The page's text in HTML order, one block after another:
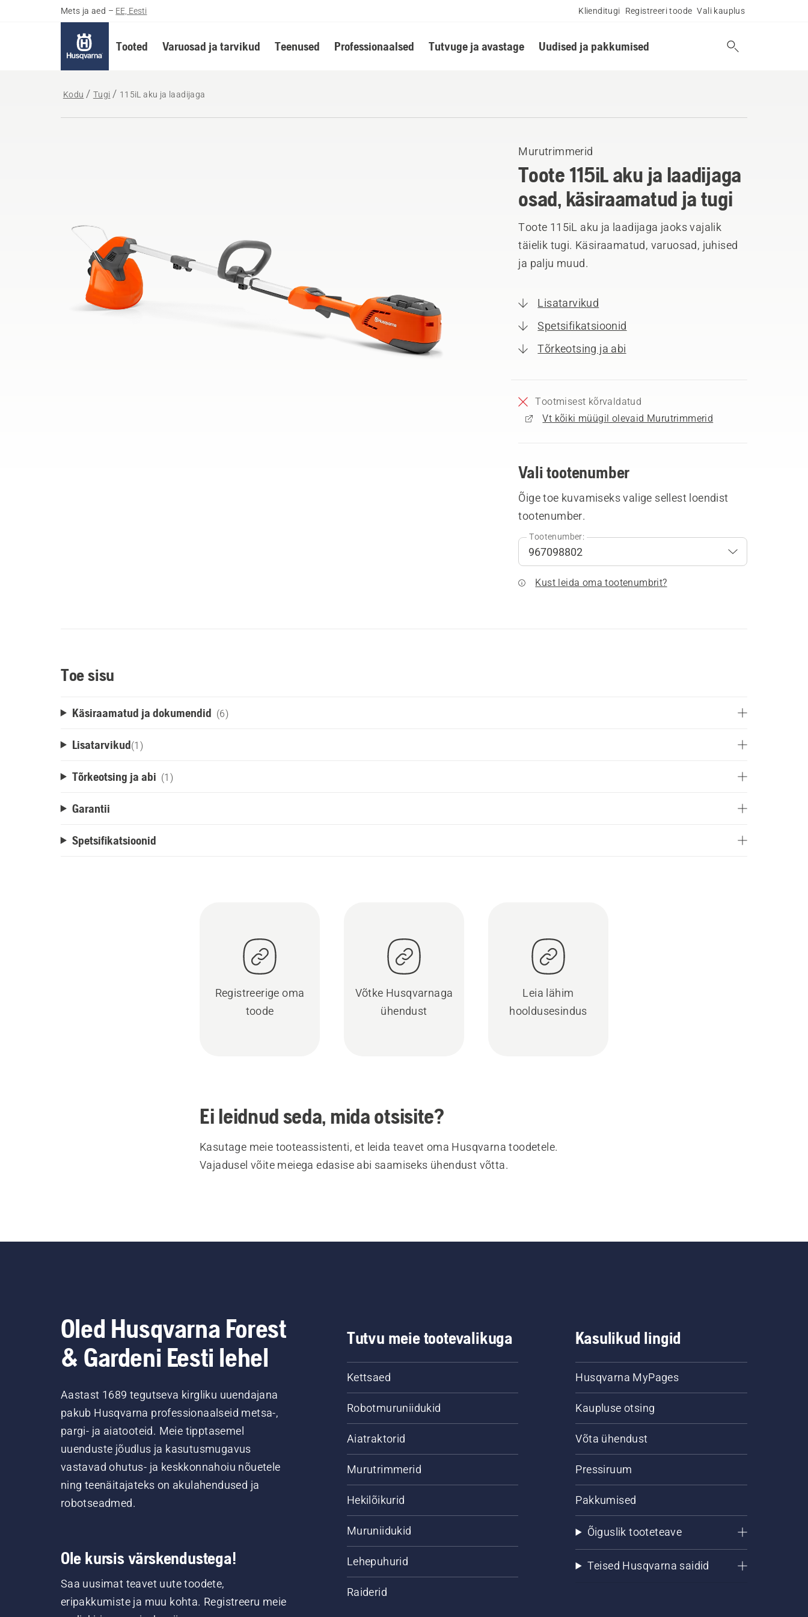
Mets ja aed – EE, Eesti Klienditugi Registreeri toode Vali kauplus
Tooted Varuosad ja tarvikud Teenused Professionaalsed Tutvuge ja avastage Uudised ja pakkumised
Kodu Tugi 115iL aku ja laadijaga
Murutrimmerid
Toote 115iL aku ja laadijaga
osad, käsiraamatud ja tugi
Toote 115iL aku ja laadijaga jaoks vajalik
täielik tugi. Käsiraamatud, varuosad, juhised
ja palju muud.
Lisatarvikud
Spetsifikatsioonid
Tõrkeotsing ja abi
Tootmisest kõrvaldatud
Vt kõiki müügil olevaid Murutrimmerid
Vali tootenumber
Õige toe kuvamiseks valige sellest loendist
tootenumber.
Tootenumber:
Kust leida oma tootenumbrit?
Toe sisu
Käsiraamatud ja dokumendid (6)
Lisatarvikud(1 )
Tõrkeotsing ja abi (1)
Garantii
Spetsifikatsioonid
Registreerige oma
toode
Võtke Husqvarnaga
ühendust
Leia lähim
hooldusesindus
Ei leidnud seda, mida otsisite?
Kasutage meie tooteassistenti, et leida teavet oma Husqvarna toodetele.
Vajadusel võite meiega edasise abi saamiseks ühendust võtta.
Oled Husqvarna Forest
& Gardeni Eesti lehel
Aastast 1689 tegutseva kirgliku uuendajana
pakub Husqvarna professionaalseid metsa-,
pargi- ja aiatooteid. Meie tipptasemel
uuenduste jõudlus ja kasutusmugavus
vastavad ohutus- ja keskkonnahoiu nõuetele
ning teenäitajateks on akulahendused ja
robotseadmed.
Ole kursis värskendustega!
Saa uusimat teavet uute toodete,
eripakkumiste ja muu kohta. Registreeru meie
Tutvu meie tootevalikuga
Kettsaed
Robotmuruniidukid
Aiatraktorid
Murutrimmerid
Hekilõikurid
Muruniidukid
Lehepuhurid
Raiderid
Kasulikud lingid
Husqvarna MyPages
Kaupluse otsing
Võta ühendust
Pressiruum
Pakkumised
Õiguslik tooteteave
Teised Husqvarna saidid